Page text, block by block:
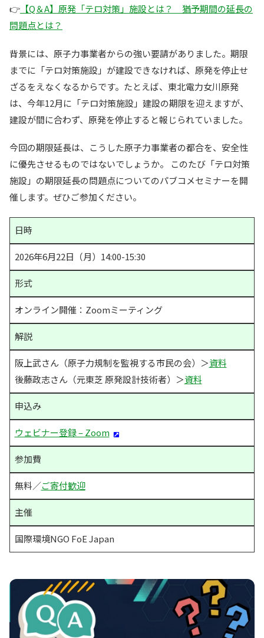
👉 【Q＆A】原発「テロ対策」施設とは？ 猶予期間の延長の
問題点とは？
背景には、原子力事業者からの強い要請がありました。期限
までに「テロ対策施設」が建設できなければ、原発を停止せ
ざるをえなくなるからです。たとえば、東北電力女川原発
は、今年12月に「テロ対策施設」建設の期限を迎えますが、
建設が間に合わず、原発を停止すると報じられていました。
今回の期限延長は、こうした原子力事業者の都合を、安全性
に優先させるものではないでしょうか。 このたび「テロ対策
施設」の期限延長の問題点についてのパブコメセミナーを開
催します。ぜひご参加ください。
日時
2026年6月22日（月）14:00-15:30
形式
オンライン開催：Zoomミーティング
解説
阪上武さん（原子力規制を監視する市民の会）＞資料
後藤政志さん（元東芝 原発設計技術者）＞資料
申込み
ウェビナー登録 – Zoom
参加費
無料／ご寄付歓迎
主催
国際環境NGO FoE Japan